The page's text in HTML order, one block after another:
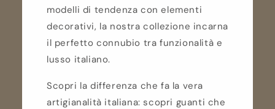
modelli di tendenza con elementi
decorativi, la nostra collezione incarna
il perfetto connubio tra funzionalità e
lusso italiano.
Scopri la differenza che fa la vera
artigianalità italiana: scopri guanti che